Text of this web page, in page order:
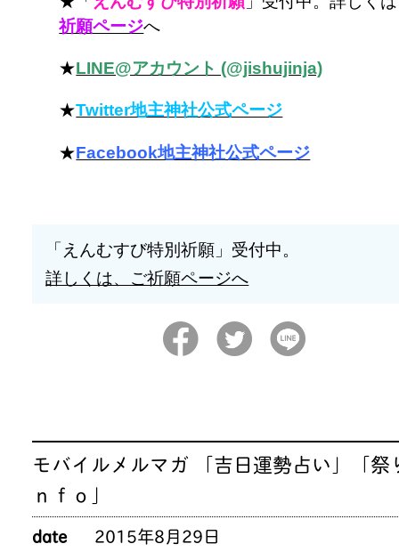
祈願ページへ
★LINE@アカウント (@jishujinja)
★Twitter地主神社公式ページ
★Facebook地主神社公式ページ
「えんむすび特別祈願」受付中。
詳しくは、ご祈願ページへ
モバイルメルマガ 「吉日運勢占い」「祭
ｎｆｏ」
date
2015年8月29日